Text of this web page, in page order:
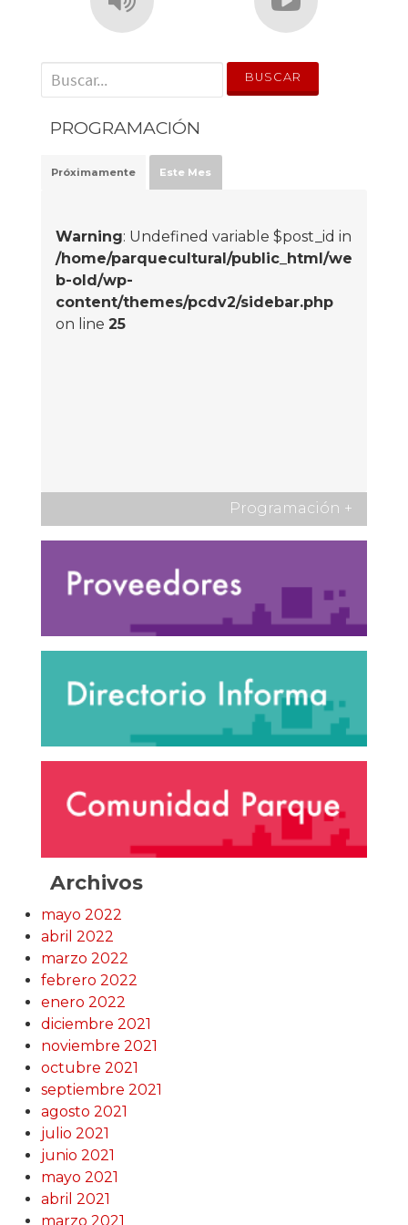
' . __('Search for:') . '
PROGRAMACIÓN
Próximamente Este Mes
Warning: Undefined variable $post_id in
/home/parquecultural/public_html/we
b-old/wp-
content/themes/pcdv2/sidebar.php
on line 25
Programación +
Archivos
mayo 2022
abril 2022
marzo 2022
febrero 2022
enero 2022
diciembre 2021
noviembre 2021
octubre 2021
septiembre 2021
agosto 2021
julio 2021
junio 2021
mayo 2021
abril 2021
marzo 2021